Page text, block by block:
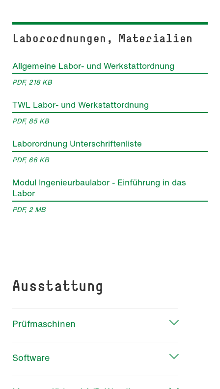
Laborordnungen, Materialien
Allgemeine Labor- und Werkstattordnung
PDF, 218 KB
TWL Labor- und Werkstattordnung
PDF, 85 KB
Laborordnung Unterschriftenliste
PDF, 66 KB
Modul Ingenieurbaulabor - Einführung in das
Labor
PDF, 2 MB
Ausstattung
Prüfmaschinen
Software